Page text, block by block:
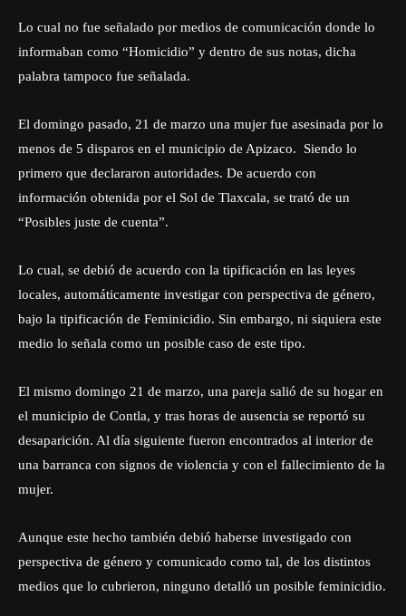
Lo cual no fue señalado por medios de comunicación donde lo
informaban como “Homicidio” y dentro de sus notas, dicha
palabra tampoco fue señalada.
El domingo pasado, 21 de marzo una mujer fue asesinada por lo
menos de 5 disparos en el municipio de Apizaco. Siendo lo
primero que declararon autoridades. De acuerdo con
información obtenida por el Sol de Tlaxcala, se trató de un
“Posibles juste de cuenta”.
Lo cual, se debió de acuerdo con la tipificación en las leyes
locales, automáticamente investigar con perspectiva de género,
bajo la tipificación de Feminicidio. Sin embargo, ni siquiera este
medio lo señala como un posible caso de este tipo.
El mismo domingo 21 de marzo, una pareja salió de su hogar en
el municipio de Contla, y tras horas de ausencia se reportó su
desaparición. Al día siguiente fueron encontrados al interior de
una barranca con signos de violencia y con el fallecimiento de la
mujer.
Aunque este hecho también debió haberse investigado con
perspectiva de género y comunicado como tal, de los distintos
medios que lo cubrieron, ninguno detalló un posible feminicidio.